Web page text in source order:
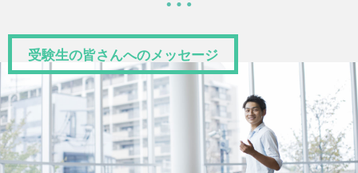
受験生の皆さんへのメッセージ